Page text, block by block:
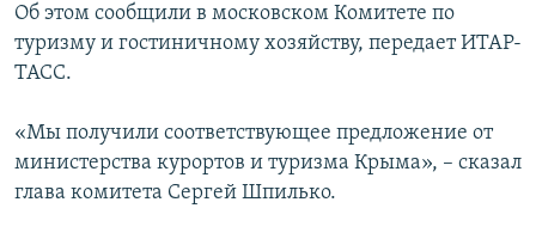
ПОБЕДИТЕЛЕЙ НЕ СУДЯТ?
КРЫМ.НЕПОКОРЕННЫЙ
ELIFBE
УКРАИНСКАЯ ПРОБЛЕМА КРЫМА
ПРИСОЕДИНЯЙТЕСЬ!
Все сайты RFE/RL
Об этом сообщили в московском Комитете по
туризму и гостиничному хозяйству, передает ИТАР-
ТАСС.
«Мы получили соответствующее предложение от
министерства курортов и туризма Крыма», – сказал
глава комитета Сергей Шпилько.